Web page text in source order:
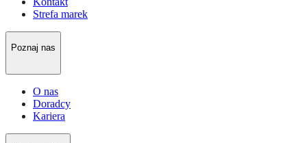
Strefa marek
Poznaj nas
O nas
Doradcy
Kariera